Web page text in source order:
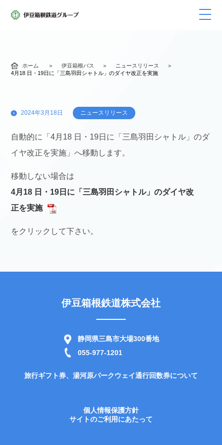
ホーム 伊豆箱根バス
ニュースリリース
4月18 日・19日に「三島羽田シャトル」のダイヤ改正を実施
2024年3月18日 ニュースリリース
自動的に「4月18 日・19日に「三島羽田シャトル」のダ
イヤ改正を実施」へ移動します。
移動しない場合は
4月18 日・19日に「三島羽田シャトル」のダイヤ改
正を実施
をクリックして下さい。
伊豆箱根鉄道株式会社
静岡県三島市大場300番地
055-977-1201
旅行ギフト券、湯河原パークウェイ通行回数券について
個人情報保護方針
サイトのご利用にあたって